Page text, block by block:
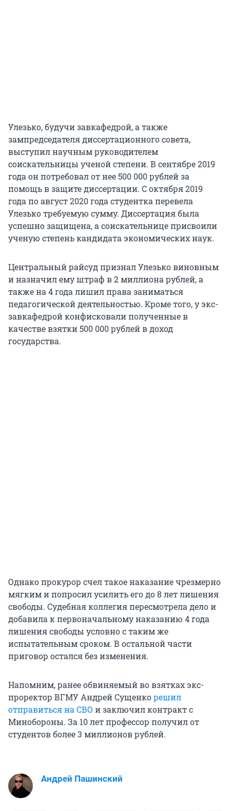
Улезько, будучи завкафедрой, а также
зампредседателя диссертационного совета,
выступил научным руководителем
соискательницы ученой степени. В сентябре 2019
года он потребовал от нее 500 000 рублей за
помощь в защите диссертации. С октября 2019
года по август 2020 года студентка перевела
Улезько требуемую сумму. Диссертация была
успешно защищена, а соискательнице присвоили
ученую степень кандидата экономических наук.
Центральный райсуд признал Улезько виновным
и назначил ему штраф в 2 миллиона рублей, а
также на 4 года лишил права заниматься
педагогической деятельностью. Кроме того, у экс-
завкафедрой конфисковали полученные в
качестве взятки 500 000 рублей в доход
государства.
Однако прокурор счел такое наказание чрезмерно
мягким и попросил усилить его до 8 лет лишения
свободы. Судебная коллегия пересмотрела дело и
добавила к первоначальному наказанию 4 года
лишения свободы условно с таким же
испытательным сроком. В остальной части
приговор остался без изменения.
Напомним, ранее обвиняемый во взятках экс-
проректор ВГМУ Андрей Сущенкорешил
отправиться на СВО и заключил контракт с
Минобороны. За 10 лет профессор получил от
студентов более 3 миллионов рублей.
Андрей Пашинский